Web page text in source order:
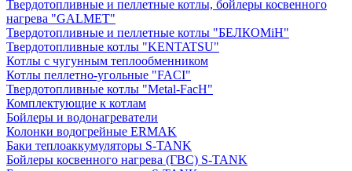
Твердотопливные и пеллетные котлы, бойлеры косвенного
нагрева "GALMET"
Твердотопливные и пеллетные котлы "БЕЛКОМiН"
Твердотопливные котлы "KENTATSU"
Котлы с чугунным теплообменником
Котлы пеллетно-угольные "FACI"
Твердотопливные котлы "Metal-FacH"
Комплектующие к котлам
Бойлеры и водонагреватели
Колонки водогрейные ERMAK
Баки теплоаккумуляторы S-TANK
Бойлеры косвенного нагрева (ГВС) S-TANK